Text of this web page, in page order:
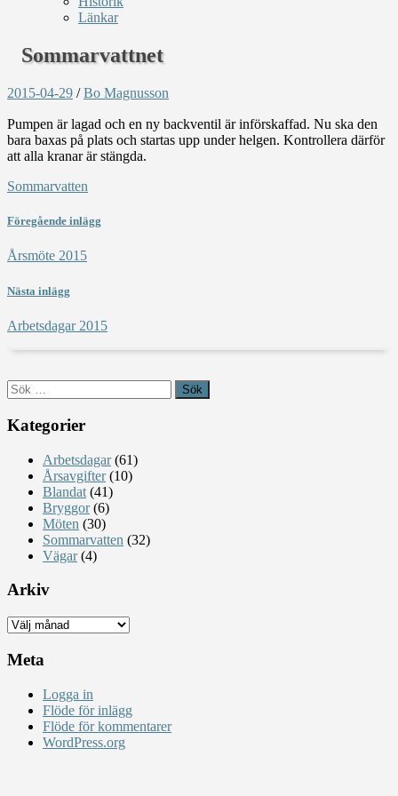
Länkar
Sommarvattnet
2015-04-29 /Bo Magnusson
Pumpen är lagad och en ny backventil är införskaffad. Nu ska den
bara baxas på plats och startas upp under helgen. Kontrollera därför
att alla kranar är stängda.
Sommarvatten
Föregående inlägg
Årsmöte 2015
Nästa inlägg
Arbetsdagar 2015
Sök
efter:
Kategorier
Arbetsdagar(61)
Årsavgifter(10)
Blandat (41)
Bryggor(6)
Möten (30)
Sommarvatten (32)
Vägar(4)
Arkiv
Arkiv
Meta
Logga in
Flöde för inlägg
Flöde för kommentarer
WordPress.org